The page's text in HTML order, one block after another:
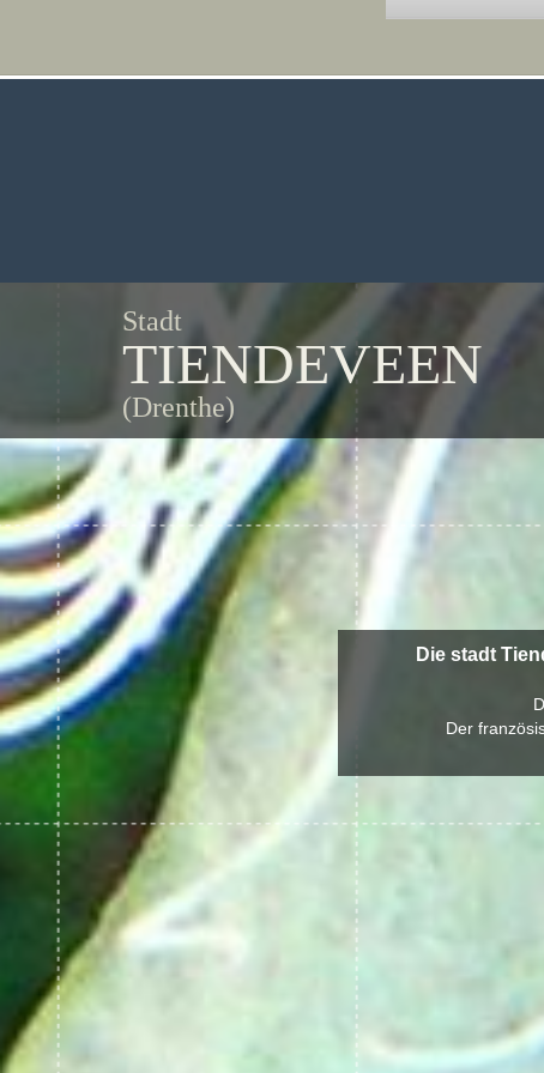
Stadt
TIENDEVEEN
(Drenthe)
Die stadt
Der